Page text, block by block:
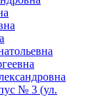
№ 3 (ул.